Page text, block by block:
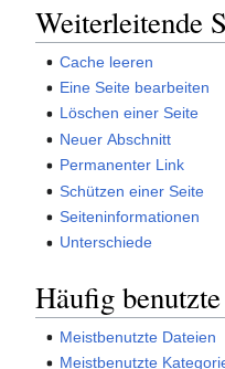
Weiterleitende
Cache leeren
Eine Seite bearbeiten
Löschen einer Seite
Neuer Abschnitt
Permanenter Link
Schützen einer Seite
Seiteninformationen
Unterschiede
Häufig
Meistbenutzte Dateien
Meistbenutzte